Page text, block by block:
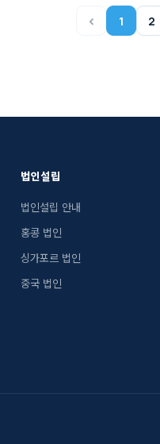
‹ 1 2
법인설립
법인설립 안내
홍콩 법인
싱가포르 법인
중국 법인